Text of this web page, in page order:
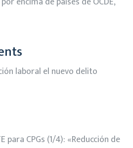
laboral el nuevo delito
para CPGs (1/4): «Reducción de